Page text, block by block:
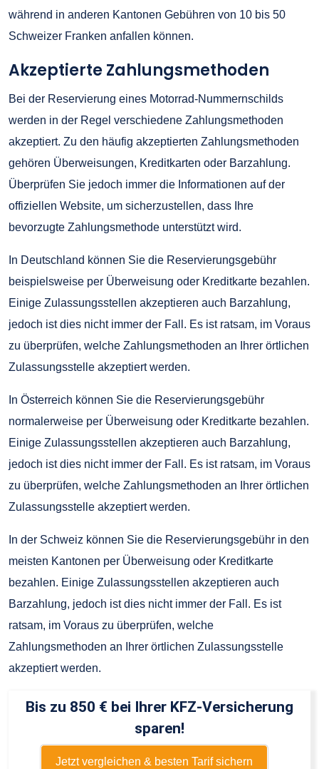
während in anderen Kantonen Gebühren von 10 bis 50
Schweizer Franken anfallen können.
Akzeptierte Zahlungsmethoden
Bei der Reservierung eines Motorrad-Nummernschilds
werden in der Regel verschiedene Zahlungsmethoden
akzeptiert. Zu den häufig akzeptierten Zahlungsmethoden
gehören Überweisungen, Kreditkarten oder Barzahlung.
Überprüfen Sie jedoch immer die Informationen auf der
offiziellen Website, um sicherzustellen, dass Ihre
bevorzugte Zahlungsmethode unterstützt wird.
In Deutschland können Sie die Reservierungsgebühr
beispielsweise per Überweisung oder Kreditkarte bezahlen.
Einige Zulassungsstellen akzeptieren auch Barzahlung,
jedoch ist dies nicht immer der Fall. Es ist ratsam, im Voraus
zu überprüfen, welche Zahlungsmethoden an Ihrer örtlichen
Zulassungsstelle akzeptiert werden.
In Österreich können Sie die Reservierungsgebühr
normalerweise per Überweisung oder Kreditkarte bezahlen.
Einige Zulassungsstellen akzeptieren auch Barzahlung,
jedoch ist dies nicht immer der Fall. Es ist ratsam, im Voraus
zu überprüfen, welche Zahlungsmethoden an Ihrer örtlichen
Zulassungsstelle akzeptiert werden.
In der Schweiz können Sie die Reservierungsgebühr in den
meisten Kantonen per Überweisung oder Kreditkarte
bezahlen. Einige Zulassungsstellen akzeptieren auch
Barzahlung, jedoch ist dies nicht immer der Fall. Es ist
ratsam, im Voraus zu überprüfen, welche
Zahlungsmethoden an Ihrer örtlichen Zulassungsstelle
akzeptiert werden.
Bis zu 850 € bei Ihrer KFZ-Versicherung
sparen!
Jetzt vergleichen & besten Tarif sichern